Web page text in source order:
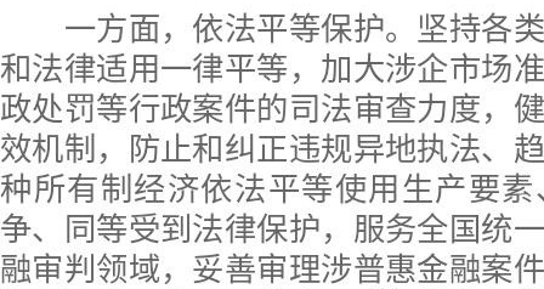
一方面，依法平等保护。坚持各类
和法律适用一律平等，加大涉企市场
政处罚等行政案件的司法审查力度，
效机制，防止和纠正违规异地执法、
种所有制经济依法平等使用生产要
争、同等受到法律保护，服务全国统
融审判领域，妥善审理涉普惠金融案